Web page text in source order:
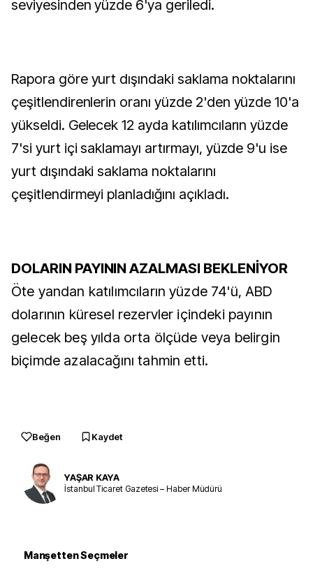
seviyesinden yüzde 6'ya geriledi.
Rapora göre yurt dışındaki saklama noktalarını
çeşitlendirenlerin oranı yüzde 2'den yüzde 10'a
yükseldi. Gelecek 12 ayda katılımcıların yüzde
7'si yurt içi saklamayı artırmayı, yüzde 9'u ise
yurt dışındaki saklama noktalarını
çeşitlendirmeyi planladığını açıkladı.
DOLARIN PAYININ AZALMASI BEKLENİYOR
Öte yandan katılımcıların yüzde 74'ü, ABD
dolarının küresel rezervler içindeki payının
gelecek beş yılda orta ölçüde veya belirgin
biçimde azalacağını tahmin etti.
Beğen Kaydet
YAŞAR KAYA
İstanbul Ticaret Gazetesi – Haber Müdürü
Manşetten Seçmeler